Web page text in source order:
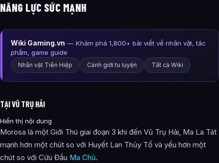
NĂNG LỰC SỨC MẠNH
Wiki Gaming.vn — Khám phá 1,800+ bài viết về nhân vật, tác
phẩm, game guide
Nhân vật Tiên Hiệp Cảnh giới tu luyện Tất cả Wiki
TẠI VŨ TRỤ HẢI
Hiển thị nội dung
Morosa là một Giới Thú giai đoạn 3 khi đến Vũ Trụ Hải, Ma La Tát
mạnh hơn một chút so với Huyết Lan Thủy Tổ và yếu hơn một
chút so với Cửu Đầu Ma Chủ.